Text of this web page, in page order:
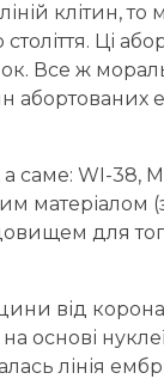
клітин, то
Ці
Все ж
абортованих
WI-38,
матеріалом
для
від
основі
лінія